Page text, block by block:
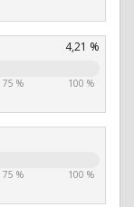
4,21 %
75 %
100 %
75 %
100 %